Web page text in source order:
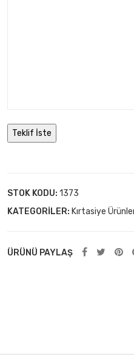
STOK KODU: 1373
KATEGORILER: Kırtasiye
ÜRÜNÜ PAYLAŞ